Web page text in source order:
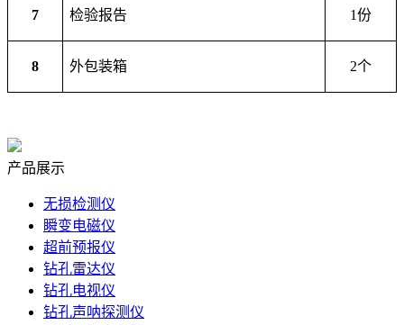
7 检验报告 1份
8 外包装箱 2个
产品展示
无损检测仪
瞬变电磁仪
超前预报仪
钻孔雷达仪
钻孔电视仪
钻孔声呐探测仪